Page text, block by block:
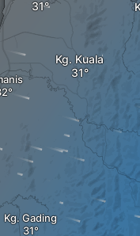
Kg. Gading
Kg. Kuala